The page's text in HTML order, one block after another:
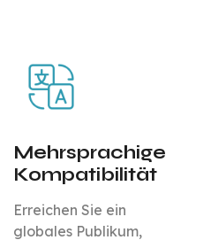
Mehrsprachige
Kompatibilität
Erreichen Sie ein
globales Publikum,